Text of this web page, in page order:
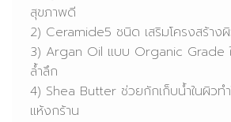
สุขภาพดี
2) Ceramide5 ชนิด เสริมโครงสร้างผิ
3) Argan Oil แบบ Organic Grade
ล้ำลึก
4) Shea Butter ช่วยกักเก็บน้ำในผิวท
แห้งกร้าน